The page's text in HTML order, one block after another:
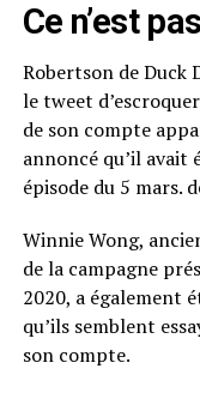
Ce n’est
Robertson de Duck
le tweet
de son compte
annoncé qu’il avait
épisode du 5 mars.
Winnie Wong,
de la campagne
2020, a également
qu’ils semblent
son compte.